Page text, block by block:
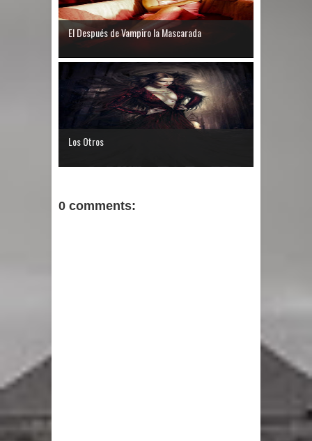
El Después de Vampiro la Mascarada
Los Otros
0 comments: